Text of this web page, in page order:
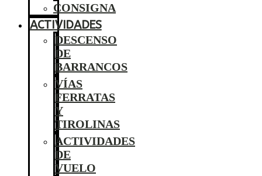
CONSIGNA
ACTIVIDADES
DESCENSO
DE
BARRANCOS
VÍAS
FERRATAS
Y
TIROLINAS
ACTIVIDADES
DE
VUELO